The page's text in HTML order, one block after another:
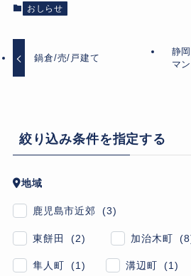
おしらせ
鍋倉/売/戸建て
静
マ
絞り込み条件を指定する
地域
鹿児島市近郊 (3)
東餅田 (2) 加治木町
隼人町 (1) 溝辺町 (1)